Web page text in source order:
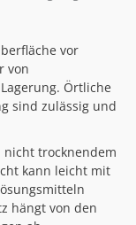
vor
von
Örtliche
sind zulässig und
nicht trocknendem
kann leicht mit
hängt von den